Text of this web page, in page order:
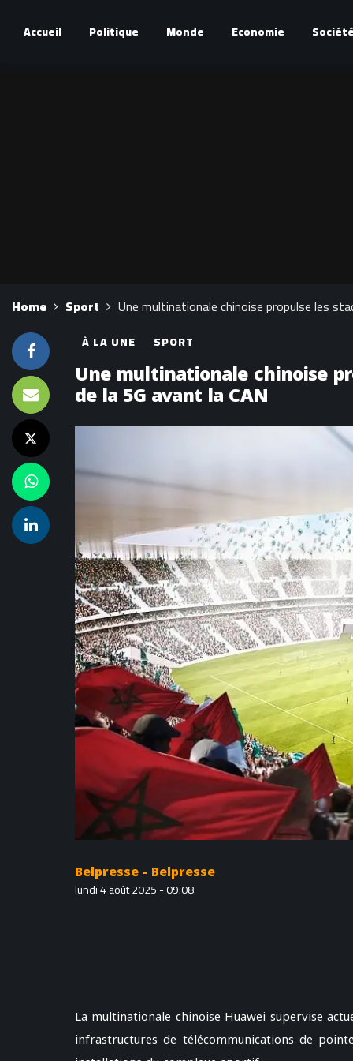
Accueil Politique Monde Economie Société
Home Sport Une multinationale chinoise propulse les
À LA UNE SPORT
Une multinationale chinoise
de la 5G avant la CAN
Belpresse - Belpresse
lundi 4 août 2025 - 09:08
La multinationale chinoise Huawei supervise
infrastructures de télécommunications de